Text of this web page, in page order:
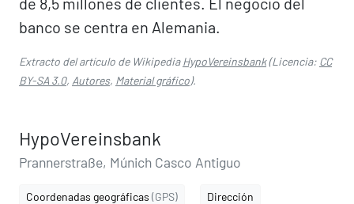
banco se centra en Alemania.
Extracto del artículo de WikipediaHypoVereinsbank(Licencia: CC
BY-SA 3.0, Autores, Material gráfico).
HypoVereinsbank
Prannerstraße, Múnich Casco Antiguo
Coordenadas geográficas (GPS) Dirección